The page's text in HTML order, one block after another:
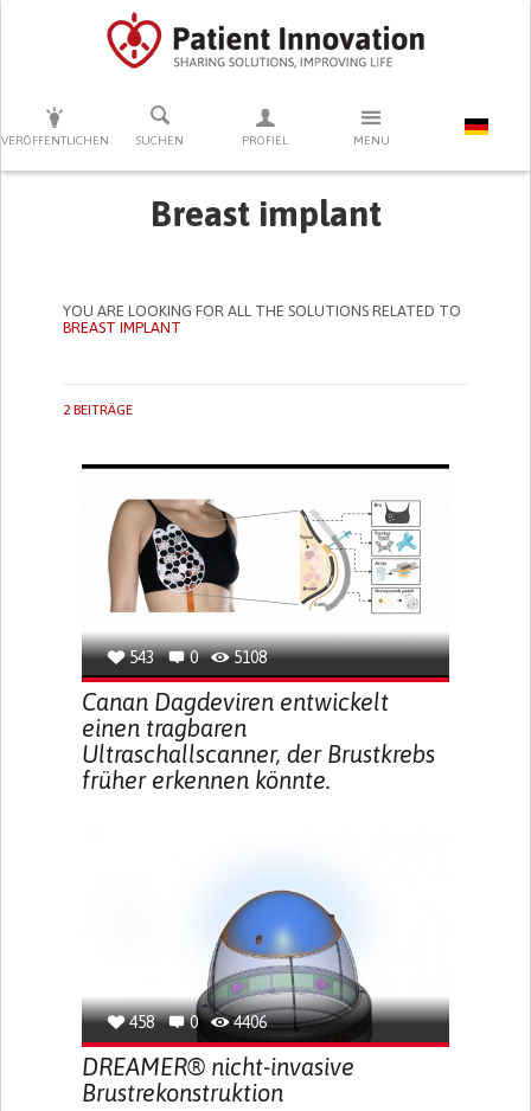
VERÖFFENTLICHEN SUCHEN PROFIEL MENU
DRÜCKEN SIE AUF ENTER UM DIE SUCHE ZU STARTEN
Breast implant
YOU ARE LOOKING FOR ALL THE SOLUTIONS RELATED TO
BREAST IMPLANT
2 BEITRÄGE
543 0 5108
Canan Dagdeviren entwickelt
einen tragbaren
Ultraschallscanner, der Brustkrebs
früher erkennen könnte.
458 0 4406
DREAMER® nicht-invasive
Brustrekonstruktion